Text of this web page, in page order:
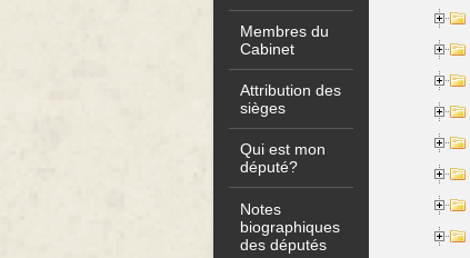
Membres du
Cabinet
Attribution des
sièges
Qui est mon
député?
Notes
biographiques
des députés